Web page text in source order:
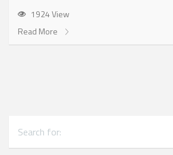
1924 View
Read More